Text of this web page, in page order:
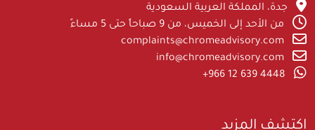
جدة، المملكة العربية السعودية
من الأحد إلى الخميس، من 9 صباحاً حتى 5 مساءً
اكتشف المزيد